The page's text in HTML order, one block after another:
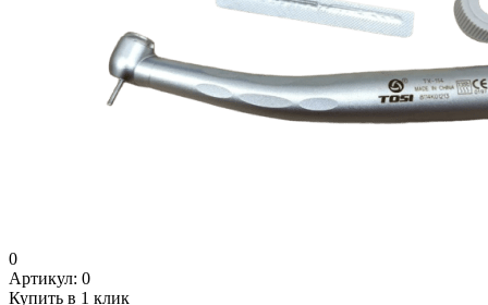
0
Артикул: 0
Купить в 1 клик